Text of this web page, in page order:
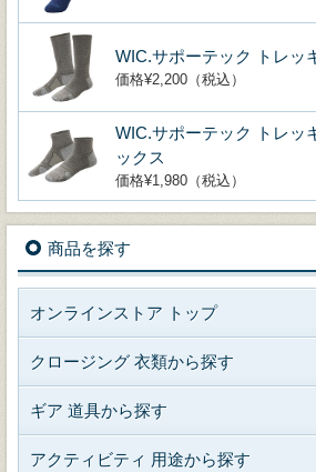
WIC.サポーテック トレッ
価格¥2,200（税込）
WIC.サポーテック トレッ
ックス
価格¥1,980（税込）
商品を探す
オンラインストア トップ
クロージング 衣類から探す
ギア 道具から探す
アクティビティ 用途から探す